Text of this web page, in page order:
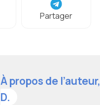
Partager
À propos de l’auteur,
D.